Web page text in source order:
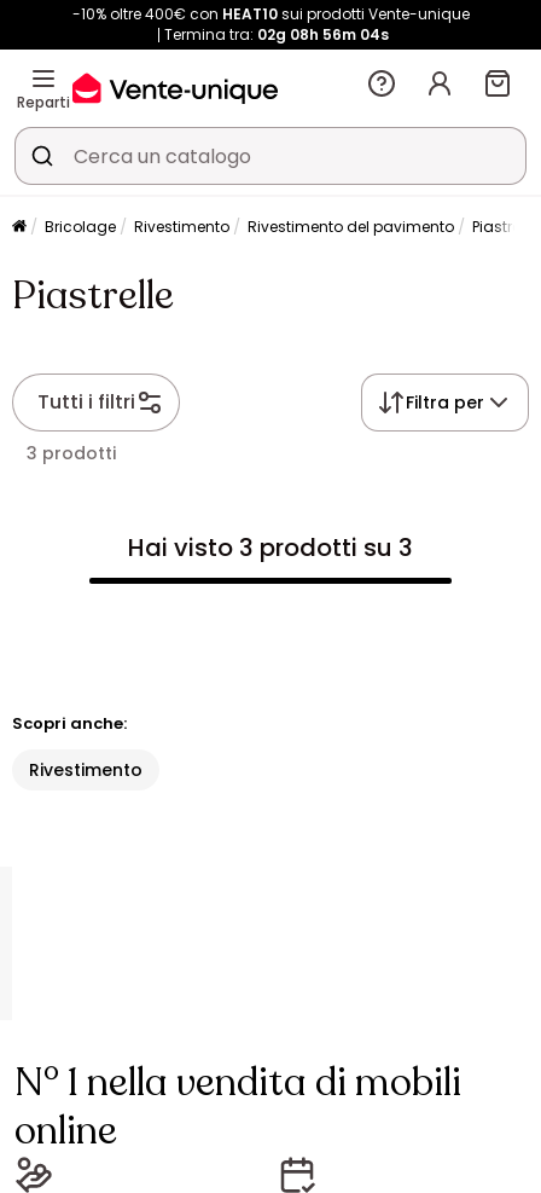
-10% oltre 400€ con HEAT10sui prodotti Vente-unique
Termina tra: 02g 08h 56m 04s
Reparti
Bricolage Rivestimento Rivestimento del pavimento Piastrelle
Piastrelle
Tutti i filtri Filtra per
3 prodotti
Hai visto 3 prodotti su 3
Scopri anche:
Rivestimento
N° 1 nella vendita di mobili
online